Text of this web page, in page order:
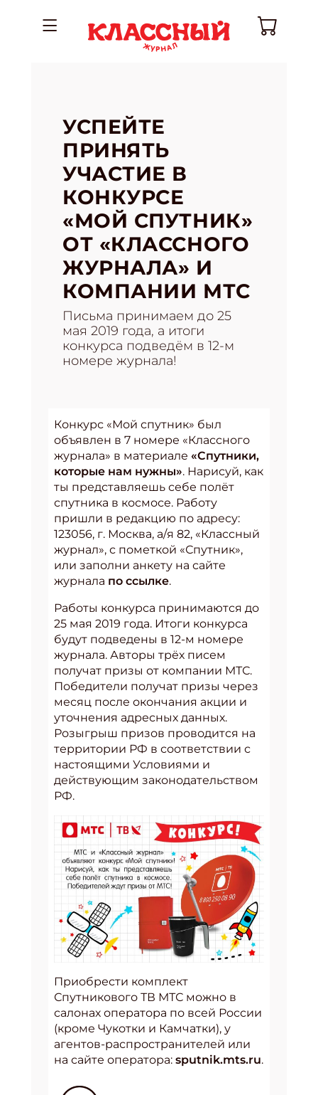
УСПЕЙТЕ
ПРИНЯТЬ
УЧАСТИЕ В
КОНКУРСЕ
«МОЙ СПУТНИК»
ОТ «КЛАССНОГО
ЖУРНАЛА» И
КОМПАНИИ МТС
Письма принимаем до 25
мая 2019 года, а итоги
конкурса подведём в 12-м
номере журнала!
Конкурс «Мой спутник» был
объявлен в 7 номере «Классного
журнала» в материале «Спутники,
которые нам нужны». Нарисуй, как
ты представляешь себе полёт
спутника в космосе. Работу
пришли в редакцию по адресу:
123056, г. Москва, а/я 82, «Классный
журнал», с пометкой «Спутник»,
или заполни анкету на сайте
журнала по ссылке.
Работы конкурса принимаются до
25 мая 2019 года. Итоги конкурса
будут подведены в 12-м номере
журнала. Авторы трёх писем
получат призы от компании МТС.
Победители получат призы через
месяц после окончания акции и
уточнения адресных данных.
Розыгрыш призов проводится на
территории РФ в соответствии с
настоящими Условиями и
действующим законодательством
РФ.
Приобрести комплект
Спутникового ТВ МТС можно в
салонах оператора по всей России
(кроме Чукотки и Камчатки), у
агентов-распространителей или
на сайте оператора: sputnik.mts.ru.